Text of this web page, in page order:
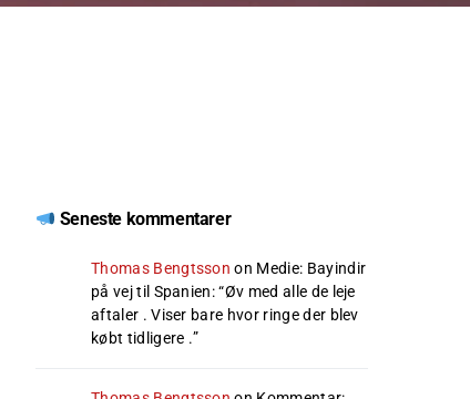
Seneste kommentarer
Thomas Bengtsson on Medie: Bayindir
på vej til Spanien: “Øv med alle de leje
aftaler . Viser bare hvor ringe der blev
købt tidligere .”